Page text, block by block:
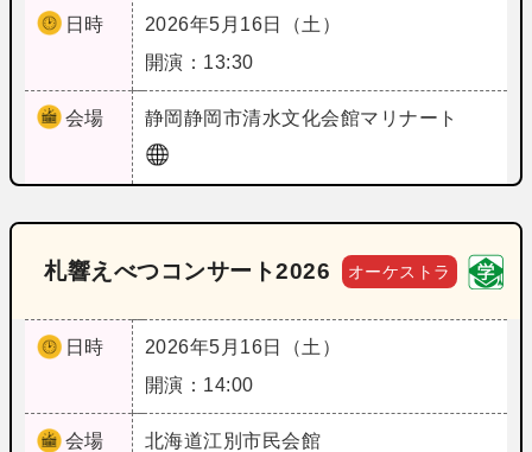
日時
2026年5月16日（土）
開演：13:30
会場 静岡静岡市清水文化会館マリナート
札響えべつコンサート2026 オーケストラ
日時
2026年5月16日（土）
開演：14:00
会場 北海道江別市民会館